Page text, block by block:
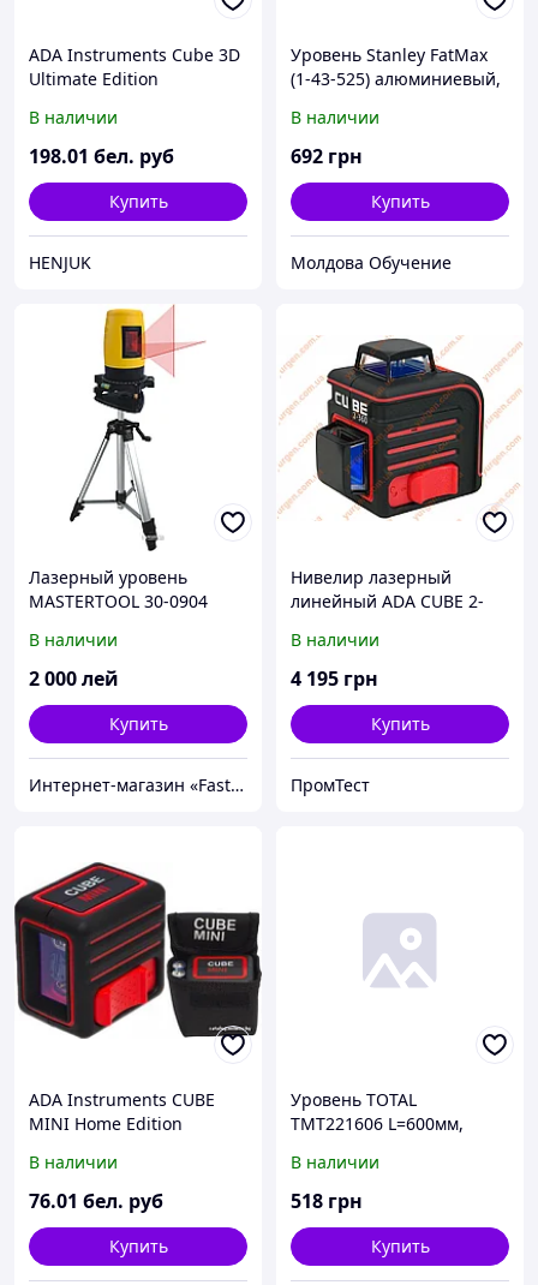
ADA Instruments Cube 3D
Ultimate Edition
В наличии
198.01 бел. руб
Купить
HENJUK
Уровень Stanley FatMax
(1-43-525) алюминиевый,
В наличии
692 грн
Купить
Молдова Обучение
Лазерный уровень
MASTERTOOL 30-0904
В наличии
2 000лей
Купить
Интернет-магазин «FastShop»
Нивелир лазерный
линейный ADA CUBE 2-
A00447
В наличии
4 195 грн
Купить
ПромТест
ADA Instruments CUBE
MINI Home Edition
В наличии
76.01 бел. руб
Купить
Уровень TOTAL
TMT221606 L=600мм,
В наличии
518 грн
Купить